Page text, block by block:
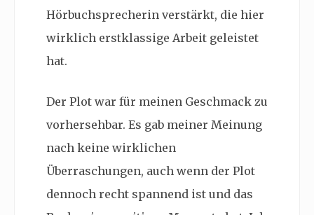
Hörbuchsprecherin verstärkt, die hier
wirklich erstklassige Arbeit geleistet
hat.
Der Plot war für meinen Geschmack zu
vorhersehbar. Es gab meiner Meinung
nach keine wirklichen
Überraschungen, auch wenn der Plot
dennoch recht spannend ist und das